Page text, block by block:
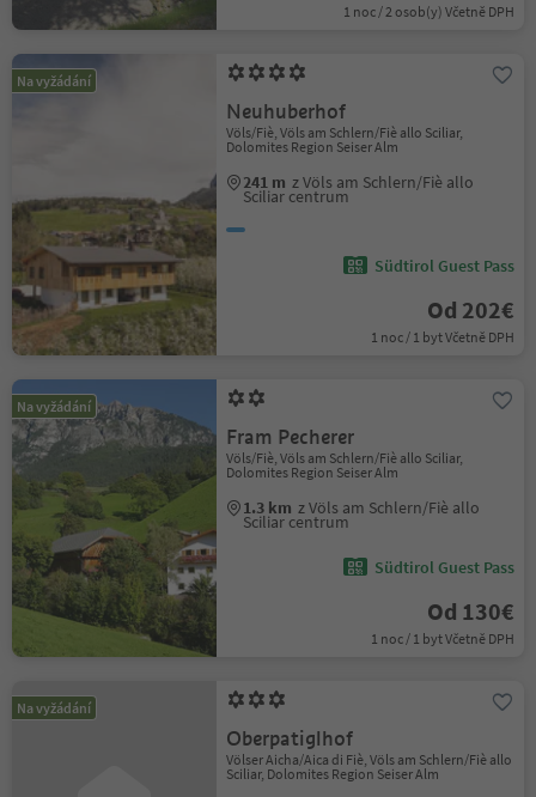
1 noc / 2 osob(y) Včetně DPH
Na vyžádání
Neuhuberhof
Völs/Fiè, Völs am Schlern/Fiè allo Sciliar,
Dolomites Region Seiser Alm
241 m z Völs am Schlern/Fiè allo
Sciliar centrum
Südtirol Guest Pass
Od 202€
1 noc / 1 byt Včetně DPH
Na vyžádání
Fram Pecherer
Völs/Fiè, Völs am Schlern/Fiè allo Sciliar,
Dolomites Region Seiser Alm
1.3 km z Völs am Schlern/Fiè allo
Sciliar centrum
Südtirol Guest Pass
Od 130€
1 noc / 1 byt Včetně DPH
Na vyžádání
Oberpatiglhof
Völser Aicha/Aica di Fiè, Völs am Schlern/Fiè allo
Sciliar, Dolomites Region Seiser Alm